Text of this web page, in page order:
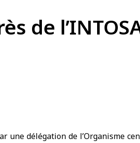
de
une délégation de l’Organisme